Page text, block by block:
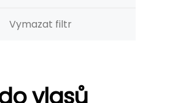
Vymazat filtr
vlasů